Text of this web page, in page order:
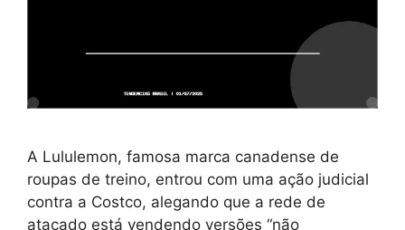
A Lululemon, famosa marca canadense de
roupas de treino, entrou com uma ação judicial
contra a Costco, alegando que a rede de
atacado está vendendo versões “não